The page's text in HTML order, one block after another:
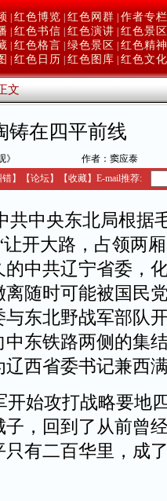
红色博览 红色网群 作者专栏
红色书信 红色演讲 红色景区
红色格言 绿色景区
红色精神
红色日历 红色图库 红色文化
文
铸在四平前线
》
作者：窦应泰
错】 【论坛】 【收藏】 E-mail推荐:
中央东北局根据
开大路，占领两
中共辽宁省委，
随时可能被国民
东北野战军部队
东铁路两侧的集
西省委书记兼西
始攻打战略要地
，回到了从前曾
只有二百华里，成